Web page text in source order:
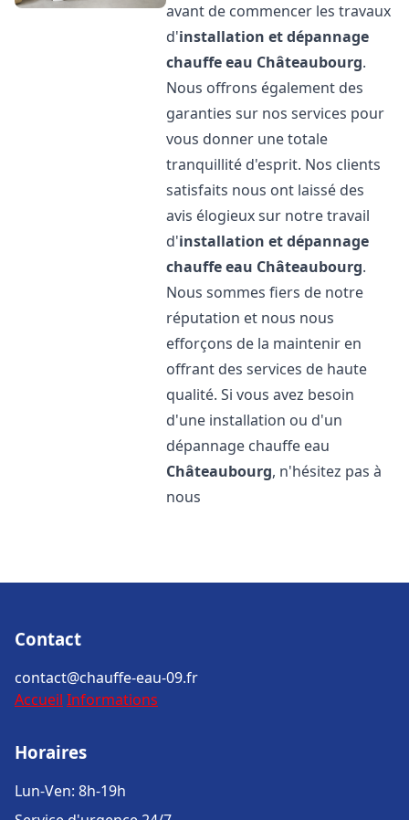
avant de commencer les travaux
d'installation et dépannage
chauffe eau Châteaubourg.
Nous offrons également des
garanties sur nos services pour
vous donner une totale
tranquillité d'esprit. Nos clients
satisfaits nous ont laissé des
avis élogieux sur notre travail
d'installation et dépannage
chauffe eau Châteaubourg.
Nous sommes fiers de notre
réputation et nous nous
efforçons de la maintenir en
offrant des services de haute
qualité. Si vous avez besoin
d'une installation ou d'un
dépannage chauffe eau
Châteaubourg, n'hésitez pas à
nous
Contact
contact@chauffe-eau-09.fr
Accueil Informations
Horaires
Lun-Ven: 8h-19h